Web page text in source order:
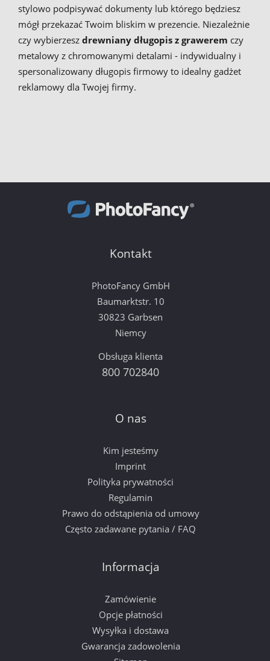
stylowo podpisywać dokumenty lub którego będziesz
mógł przekazać Twoim bliskim w prezencie. Niezależnie
czy wybierzesz drewniany długopis z grawerem czy
metalowy z chromowanymi detalami - indywidualny i
spersonalizowany długopis firmowy to idealny gadżet
reklamowy dla Twojej firmy.
Kontakt
PhotoFancy GmbH
Baumarktstr. 10
30823 Garbsen
Niemcy
Obsługa klienta
800 702840
O nas
Kim jesteśmy
Imprint
Polityka prywatności
Regulamin
Prawo do odstąpienia od umowy
Często zadawane pytania / FAQ
Informacja
Zamówienie
Opcje płatności
Wysyłka i dostawa
Gwarancja zadowolenia